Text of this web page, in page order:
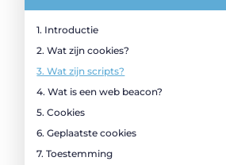
1. Introductie
2. Wat zijn cookies?
3. Wat zijn scripts?
4. Wat is een web beacon?
5. Cookies
6. Geplaatste cookies
7. Toestemming